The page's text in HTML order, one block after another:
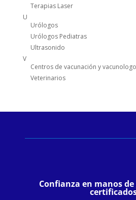
Terapias Laser
U
Urólogos
Urólogos Pediatras
Ultrasonido
V
Centros de vacunación y
Veterinarios
Confianza en manos